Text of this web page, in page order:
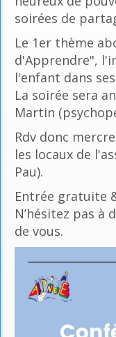
soirées de
Le 1er thème
d'Apprendre",
l'enfant dans
La soirée sera
Martin
Rdv donc
les locaux de
Pau).
Entrée gratuite
N’hésitez pas
de vous.